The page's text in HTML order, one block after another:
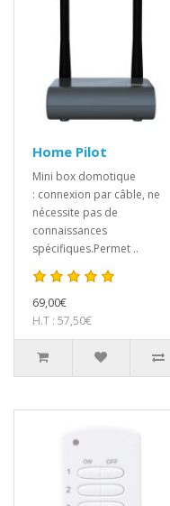
Home Pilot
Mini box domotique
: connexion par câble, ne
nécessite pas de
connaissances
spécifiques.Permet ..
69,00€
H.T : 57,50€